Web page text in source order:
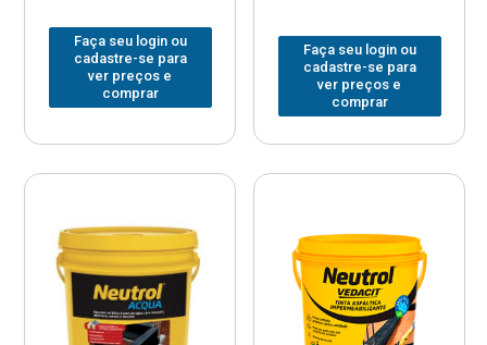
Faça seu login ou
cadastre-se para
ver preços e
comprar
Faça seu login ou
cadastre-se para
ver preços e
comprar